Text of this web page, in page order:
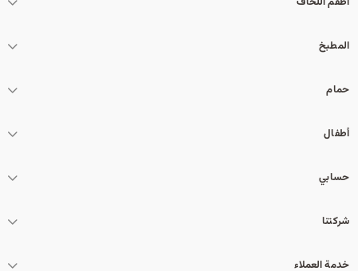
المطبخ
حمام
أطفال
حسابي
شركتنا
خدمة العملاء